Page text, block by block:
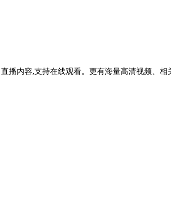
播内容,支持在线观看。更有海量高清视频、